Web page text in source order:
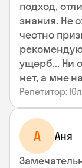
подход,
знания. Не
честно
ущерб... Ни
нет, а мне
Репетитор:
А Аня